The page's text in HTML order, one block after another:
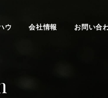
ウ 会社情報 お問い合